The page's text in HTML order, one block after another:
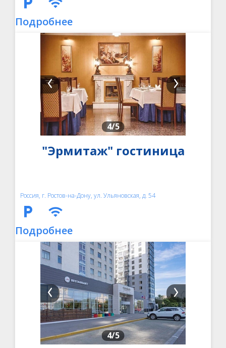
Подробнее
4/5
"Эрмитаж" гостиница
Россия, г. Ростов-на-Дону, ул. Ульяновская, д. 54
Подробнее
4/5